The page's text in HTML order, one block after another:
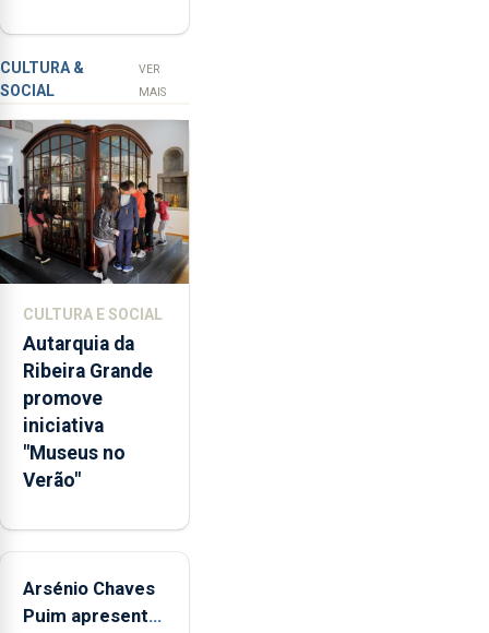
Açores
ronda
os
65
milhões
de
euros
e
abrange
767
anunciou
o
Governo
Regional.
na 1.ª fase
CULTURA &
SOCIAL
VER
MAIS
CULTURA E SOCIAL
Autarquia da
Ribeira Grande
promove
iniciativa
"Museus no
Verão"
Arsénio Chaves
Puim apresenta